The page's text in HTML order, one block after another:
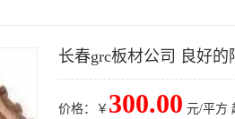
长春grc板材公司 良好的
价格：￥ 300.00 元/平方